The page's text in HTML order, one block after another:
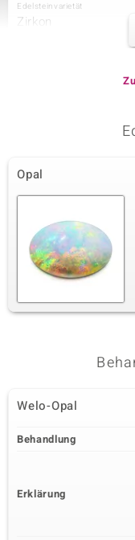
Edelsteinvarietät
Zirkon
Zirkon
Karatgewicht Summe
Fassung
Pavéfassung
Opal
Welo-Opal
Behandlung
Erklärung